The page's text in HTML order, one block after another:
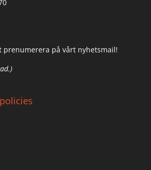
prenumerera på vårt nyhetsmail!